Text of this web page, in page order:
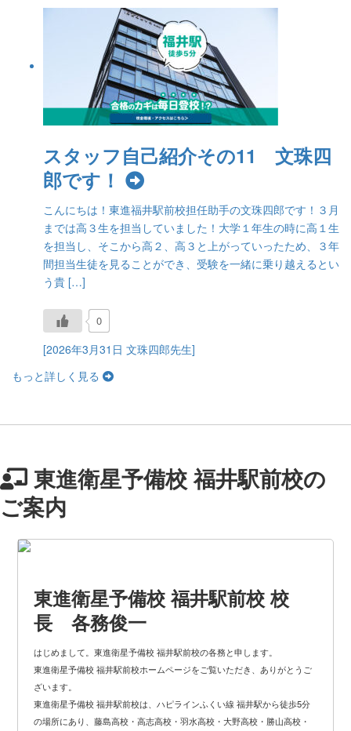
スタッフ自己紹介その11 文珠四
郎です！
こんにちは！東進福井駅前校担任助手の文珠四郎です！３月
までは高３生を担当していました！大学１年生の時に高１生
を担当し、そこから高２、高３と上がっていったため、３年
間担当生徒を見ることができ、受験を一緒に乗り越えるとい
う貴 […]
0
[2026年3月31日 文珠四郎先生]
もっと詳しく見る
東進衛星予備校 福井駅前校の
ご案内
東進衛星予備校 福井駅前校 校
長 各務俊一
はじめまして。東進衛星予備校 福井駅前校の各務と申します。
東進衛星予備校 福井駅前校ホームページをご覧いただき、ありがとうご
ざいます。
東進衛星予備校 福井駅前校は、ハピラインふくい線 福井駅から徒歩5分
の場所にあり、藤島高校・高志高校・羽水高校・大野高校・勝山高校・